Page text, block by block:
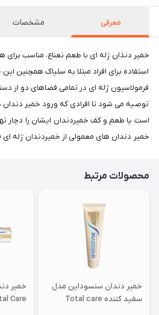
معرفی مشخصات
خمیر دندان ژله ای با طعم نعناع، مناسب برای
استفاده برای افراد مبتلا به سلیاک همچنین
فرمولاسیون ژله ای در تمامی فضاهای دو از
توصیه می شود تا افرادی که ورود خمیر دندان
است یا طعم و کف خمیردندان ایشان را دچار
خمیر دندان های معمولی از خمیردندان ژله ای
محصولات مرتبط
خمیر دندان سنسوداین مدل
سفید کننده Total care
خمیر